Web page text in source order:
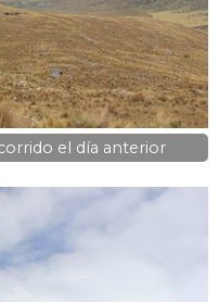
el día anterior